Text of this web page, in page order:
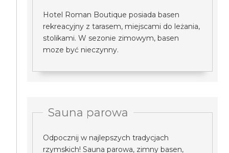
Hotel Roman Boutique posiada basen
rekreacyjny z tarasem, miejscami do leżania,
stolikami. W sezonie zimowym, basen
moze być nieczynny.
Sauna parowa
Odpocznij w najlepszych tradycjach
rzymskich! Sauna parowa, zimny basen,